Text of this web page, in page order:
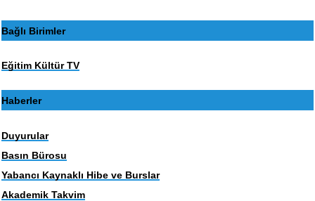
Bağlı Birimler
Eğitim Kültür TV
Haberler
Duyurular
Basın Bürosu
Yabancı Kaynaklı Hibe ve Burslar
Akademik Takvim